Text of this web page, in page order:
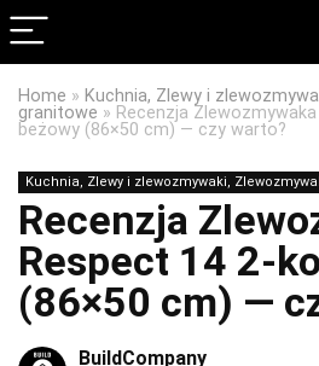
Home » Kuchnia, Zlewy i
granitowe » Recenzja
beżowy (86×50 cm) — czy warto?
Kuchnia, Zlewy i zlewozmywaki,
Recenzja
Respect 14 2-
(86×50 cm) —
BuildCompany